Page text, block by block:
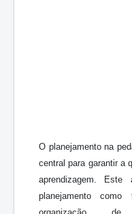
O planejamento na
central para garantir a
aprendizagem.
planejamento